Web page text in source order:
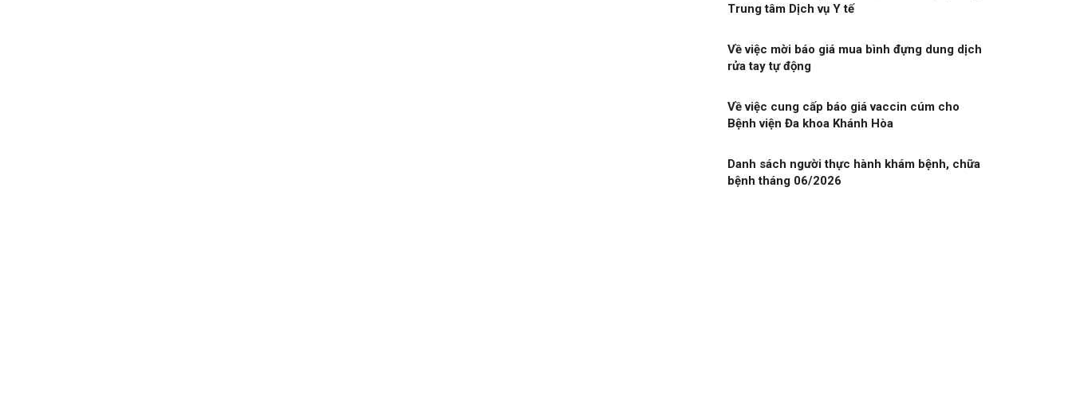
Trung tâm Dịch vụ Y tế
Về việc mời báo giá mua bình đựng dung dịch
rửa tay tự động
Về việc cung cấp báo giá vaccin cúm cho
Bệnh viện Đa khoa Khánh Hòa
Danh sách người thực hành khám bệnh, chữa
bệnh tháng 06/2026